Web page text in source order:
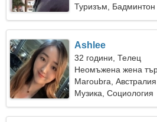
Туризъм, Бадминтон
Ashlee
32 години, Телец
Неомъжена жена
Maroubra, Австралия
Музика, Социология